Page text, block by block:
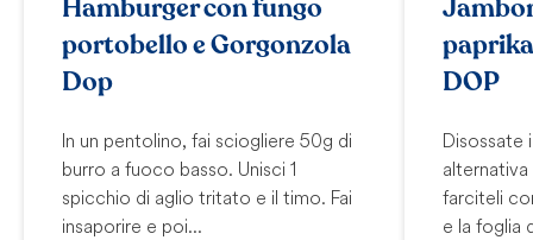
Hamburger con fungo
portobello e Gorgonzola
Dop
In un pentolino, fai sciogliere 50g di
burro a fuoco basso. Unisci 1
spicchio di aglio tritato e il timo. Fai
insaporire e poi...
DOP
Disossate
farciteli
e la foglia